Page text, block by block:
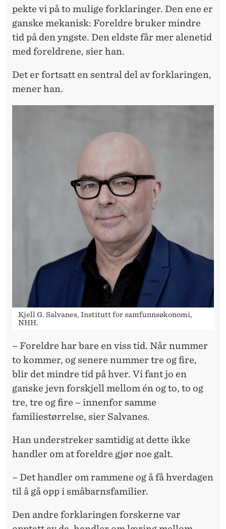
pekte vi på to mulige forklaringer. Den ene er
ganske mekanisk: Foreldre bruker mindre
tid på den yngste. Den eldste får mer alenetid
med foreldrene, sier han.
Det er fortsatt en sentral del av forklaringen,
mener han.
Kjell G. Salvanes, Institutt for samfunnsøkonomi,
NHH.
– Foreldre har bare en viss tid. Når nummer
to kommer, og senere nummer tre og fire,
blir det mindre tid på hver. Vi fant jo en
ganske jevn forskjell mellom én og to, to og
tre, tre og fire – innenfor samme
familiestørrelse, sier Salvanes.
Han understreker samtidig at dette ikke
handler om at foreldre gjør noe galt.
– Det handler om rammene og å få hverdagen
til å gå opp i småbarnsfamilier.
Den andre forklaringen forskerne var